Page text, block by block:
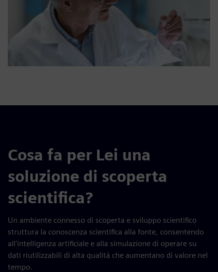
Cosa fa per Lei una
soluzione di scoperta
scientifica?
Un ambiente connesso di scoperta e sviluppo scientifico
struttura la conoscenza scientifica alla fonte, consentendo
all'intelligenza artificiale e alla simulazione di operare su
dati riutilizzabili di alta qualità che aumentano di valore nel
tempo.